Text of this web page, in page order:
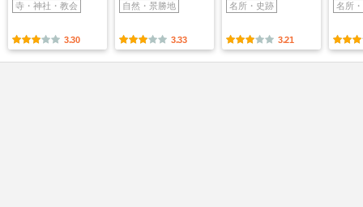
寺・神社・教会
3.30
自然・景勝地
3.33
名所・史跡
3.21
名所